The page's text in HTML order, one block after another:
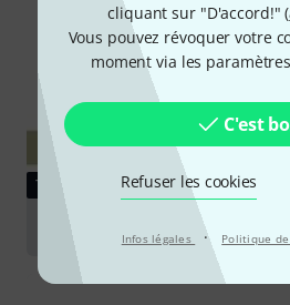
cliquant sur "D'accord!" (
Vous pouvez révoquer votre
moment via les
C'est
Refuser les cookies
Infos légales · Politique
TÉLÉCHARGEMENT
Référence Software V1.1.0